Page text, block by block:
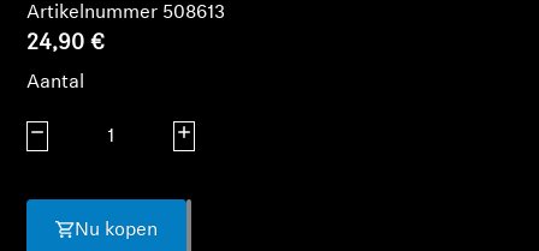
Soundbars
AMBEO soundbars en Subs
Artikelnummer 508613
24,90 €
Aantal
Aantal verlagen Aantal verhogen
Nu kopen